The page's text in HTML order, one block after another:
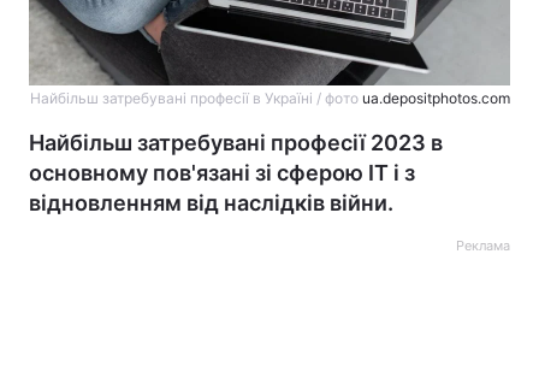
Найбільш затребувані професії в Україні / фото ua.depositphotos.com
Найбільш затребувані професії 2023 в
основному пов'язані зі сферою IT і з
відновленням від наслідків війни.
Реклама